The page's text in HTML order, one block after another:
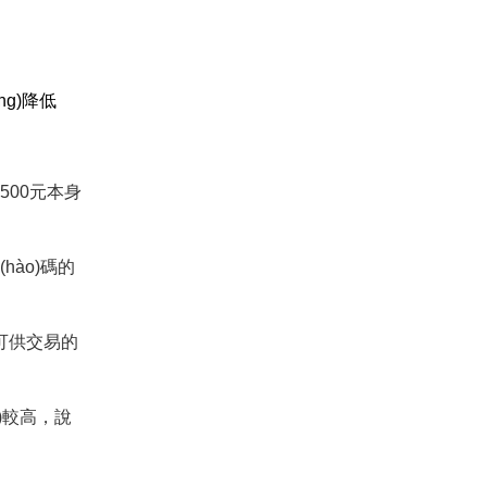
降低
元本身
碼的
供交易的
，說